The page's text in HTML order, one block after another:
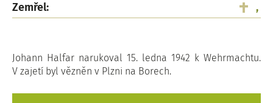
Zemřel:
,
Johann Halfar narukoval 15. ledna 1942 k Wehrmachtu.
V zajetí byl vězněn v Plzni na Borech.